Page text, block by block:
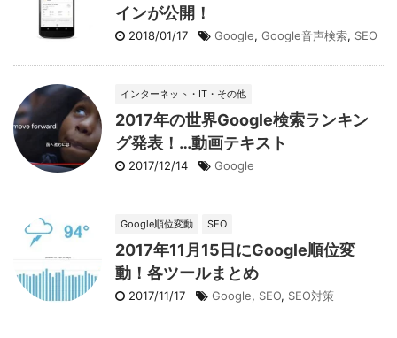
インが公開！
2018/01/17 Google, Google音声検索, SEO
インターネット・IT・その他
2017年の世界Google検索ランキン
グ発表！…動画テキスト
2017/12/14 Google
Google順位変動 SEO
2017年11月15日にGoogle順位変
動！各ツールまとめ
2017/11/17 Google, SEO, SEO対策